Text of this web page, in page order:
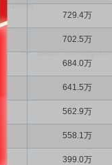
729.4万
702.5万
684.0万
641.5万
562.9万
558.1万
399.0万